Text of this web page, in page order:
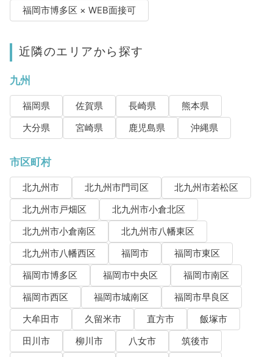
福岡市博多区 × WEB面接可
近隣のエリアから探す
九州
福岡県 佐賀県 長崎県
熊本県
大分県
宮崎県 鹿児島県 沖縄県
市区町村
北九州市 北九州市門司区
北九州市若松区
北九州市戸畑区
北九州市小倉北区
北九州市小倉南区
北九州市八幡東区
北九州市八幡西区
福岡市
福岡市東区
福岡市博多区
福岡市中央区
福岡市南区
福岡市西区
福岡市城南区
福岡市早良区
大牟田市
久留米市 直方市
飯塚市
田川市
柳川市 八女市
筑後市